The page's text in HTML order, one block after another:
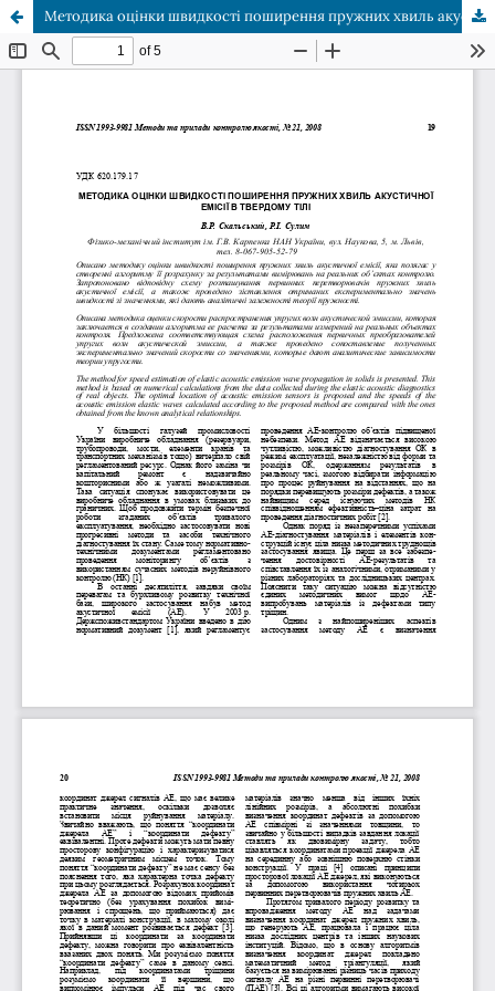
Методика оцінки швидкості поширення пружних хвиль акустичної емісії в твердому тілі